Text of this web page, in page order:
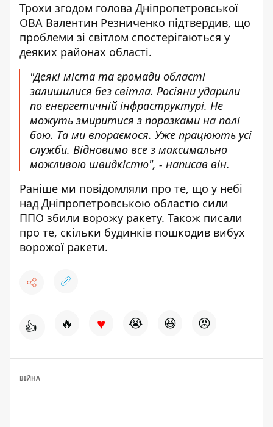
Трохи згодом голова Дніпропетровської
ОВА Валентин Резниченко підтвердив, що
проблеми зі світлом спостерігаються у
деяких районах області.
"Деякі міста та громади області
залишилися без світла. Росіяни ударили
по енергетичній інфраструктурі. Не
можуть змиритися з поразками на полі
бою. Та ми впораємося. Уже працюють усі
служби. Відновимо все з максимально
можливою швидкістю", - написав він.
Раніше ми повідомляли про те, що у небі
над Дніпропетровською областю сили
ППО збили ворожу ракету. Також писали
про те, скільки будинків пошкодив вибух
ворожої ракети.
👍 🔥 ♥ 😭 😆 😡
ВІЙНА